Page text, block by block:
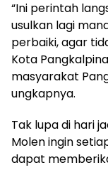
“Ini perintah
usulkan lagi
perbaiki, agar
Kota
masyarakat
ungkapnya.
Tak lupa di hari
Molen ingin
dapat